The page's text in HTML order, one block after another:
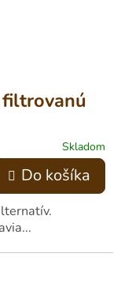
filtrovanú
Skladom
Do košíka